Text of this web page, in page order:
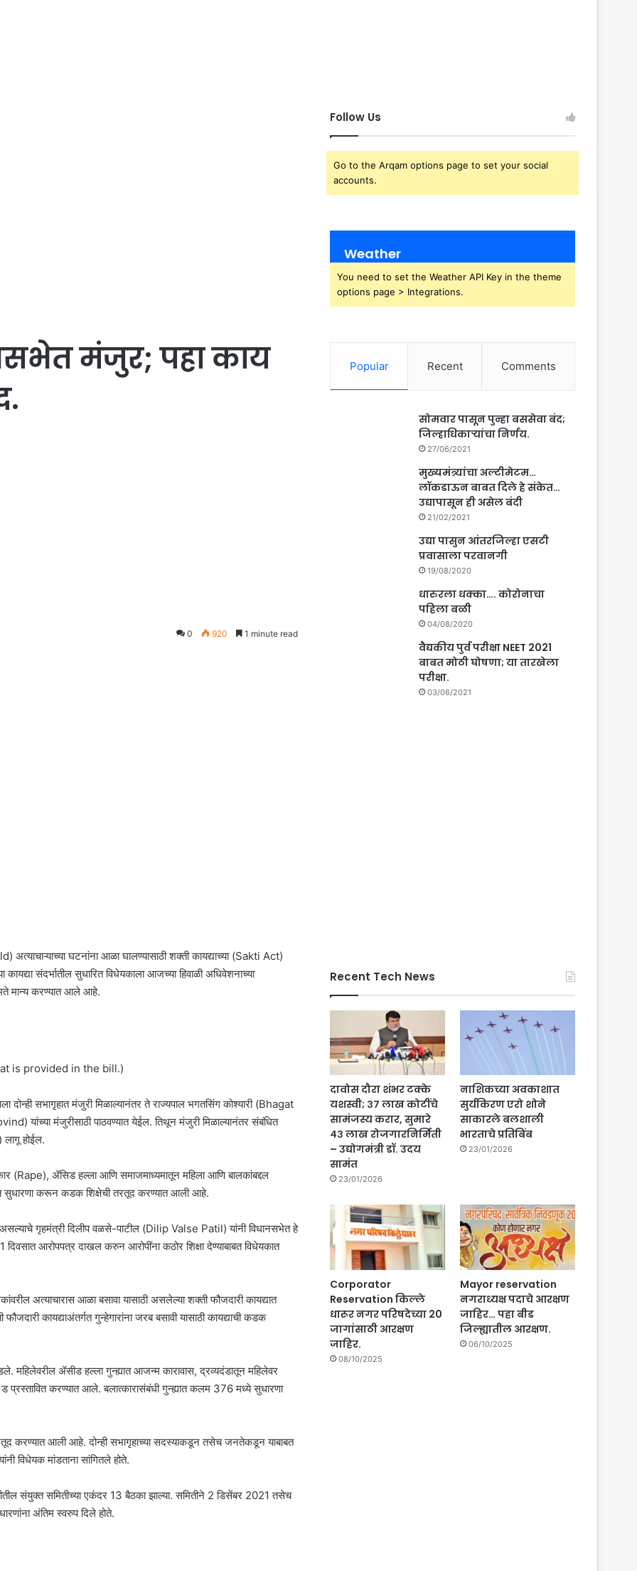
मंजुर; पहा काय
0 920 1 minute read
घटनांना आळा घालण्यासाठी शक्ती कायद्याच्या (Sakti Act)
संदर्भातील सुधारित विधेयकाला आजच्या हिवाळी अधिवेशनाच्या
मान्य करण्यात आले आहे.
is provided in the bill.)
दोन्ही सभागृहात मंजुरी मिळाल्यानंतर ते राज्यपाल भगतसिंग कोश्यारी (Bhagat
यांच्या मंजुरीसाठी पाठवण्यात येईल. तिथून मंजुरी मिळाल्यानंतर संबंधित
लागू होईल.
(Rape), ॲसिड हल्ला आणि समाजमाध्यमातून महिला आणि बालकांबद्दल
सुधारणा करून कडक शिक्षेची तरतूद करण्यात आली आहे.
असल्याचे गृहमंत्री दिलीप वळसे-पाटील (Dilip Valse Patil) यांनी विधानसभेत हे
दिवसात आरोपपत्र दाखल करुन आरोपींना कठोर शिक्षा देण्याबाबत विधेयकात
अत्याचारास आळा बसावा यासाठी असलेल्या शक्ती फौजदारी कायद्यात
कायद्याअंतर्गत गुन्हेगारांना जरब बसावी यासाठी कायद्याची कडक
महिलेवरील ॲसीड हल्ला गुन्ह्यात आजन्म कारावास, द्रव्यदंडातून महिलेवर
करण्यात आले. बलात्कारासंबंधी गुन्ह्यात कलम 376 मध्ये सुधारणा
करण्यात आली आहे. दोन्ही सभागृहाच्या सदस्याकडून तसेच जनतेकडून याबाबत
विधेयक मांडताना सांगितले होते.
संयुक्त समितीच्या एकंदर 13 बैठका झाल्या. समितीने 2 डिसेंबर 2021 तसेच
अंतिम स्वरुप दिले होते.
Follow Us
Go to the Arqam options page to set your social
accounts.
Weather
You need to set the Weather API Key in the theme
options page > Integrations.
Popular Recent Comments
सोमवार पासून पुन्हा बससेवा बंद;
जिल्हाधिकाऱ्यांचा निर्णय.
27/06/2021
मुख्यमंत्र्यांचा अल्टीमेटम…
लॉकडाऊन बाबत दिले हे संकेत…
उद्यापासून ही असेल बंदी
21/02/2021
उद्या पासुन आंतरजिल्हा एसटी
प्रवासाला परवानगी
19/08/2020
धारुरला धक्का…. कोरोनाचा
पहिला बळी
04/08/2020
वैद्यकीय पुर्व परीक्षा NEET 2021
बाबत मोठी घोषणा; या तारखेला
परीक्षा.
03/06/2021
Recent Tech News
दावोस दौरा शंभर टक्के
यशस्वी; ३७ लाख कोटींचे
सामंजस्य करार, सुमारे
४३ लाख रोजगारनिर्मिती
– उद्योगमंत्री डॉ. उदय
सामंत
23/01/2026
नाशिकच्या अवकाशात
सुर्यकिरण एरो शोने
साकारले बलशाली
भारताचे प्रतिबिंब
23/01/2026
Corporator
Reservation किल्ले
धारूर नगर परिषदेच्या 20
जागांसाठी आरक्षण
जाहिर.
08/10/2025
Mayor reservation
नगराध्यक्ष पदाचे आरक्षण
जाहिर… पहा बीड
जिल्ह्यातील आरक्षण.
06/10/2025